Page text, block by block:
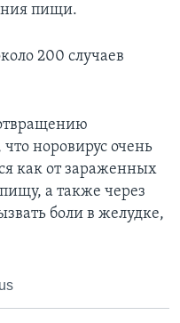
пищи.
200 случаев
норовирус очень
как от зараженных
а также через
боли в желудке,